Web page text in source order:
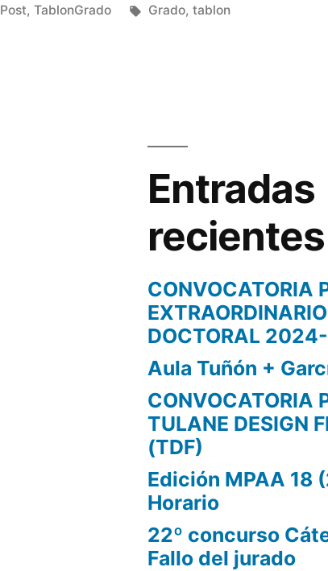
Publicado
Post, TablonGrado Etiquetas:
Grado, tablon
Entradas
recientes
CONVOCATORIA
DOCTORAL
Aula Tuñón +
CONVOCATORIA
TULANE DESIGN
(TDF)
Edición MPAA 18
Horario
22º concurso
Fallo del jurado